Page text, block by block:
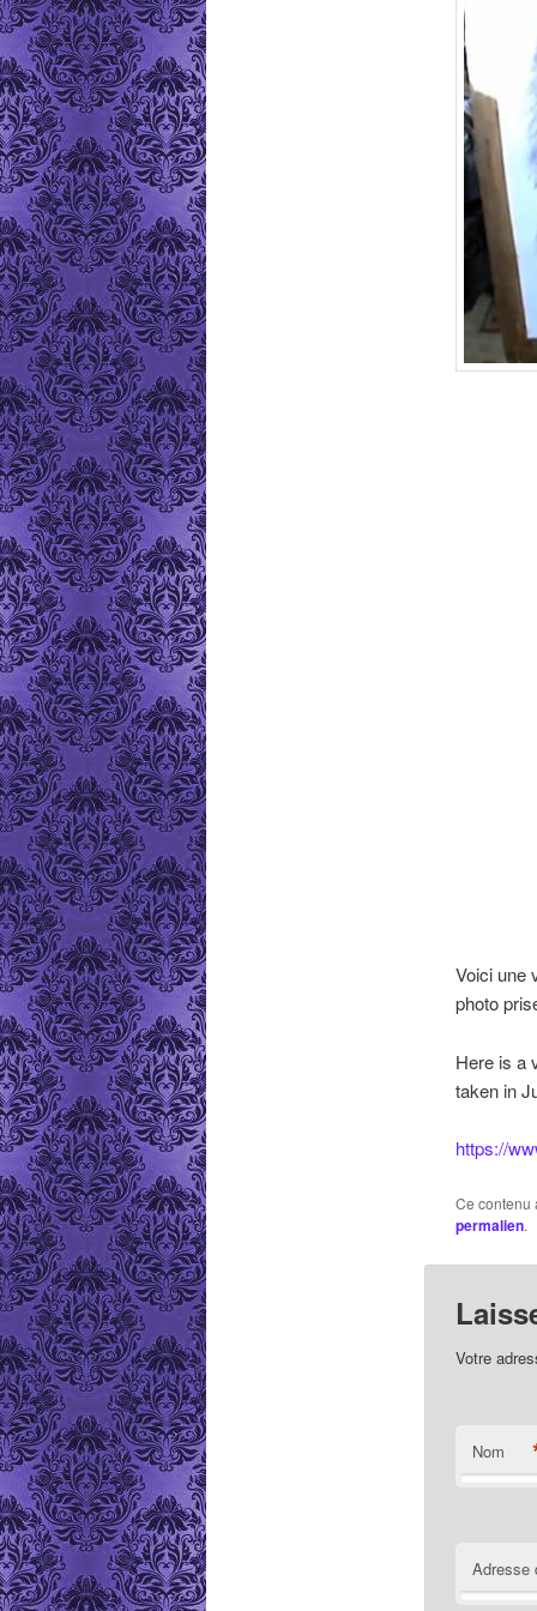
Voici une
photo
Here is a
taken in
https://
Ce contenu
permalien.
Votre
Nom
Adresse